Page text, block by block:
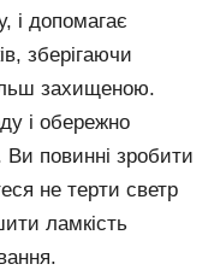
і допомагає
зберігаючи
захищеною.
і обережно
Ви повинні зробити
не терти светр
ламкість